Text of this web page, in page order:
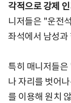
각적으로 강제 인
니저들은 "운전
좌석에서 남성
특히 매니저들
나 자리를 벗어
를 이용해 원치